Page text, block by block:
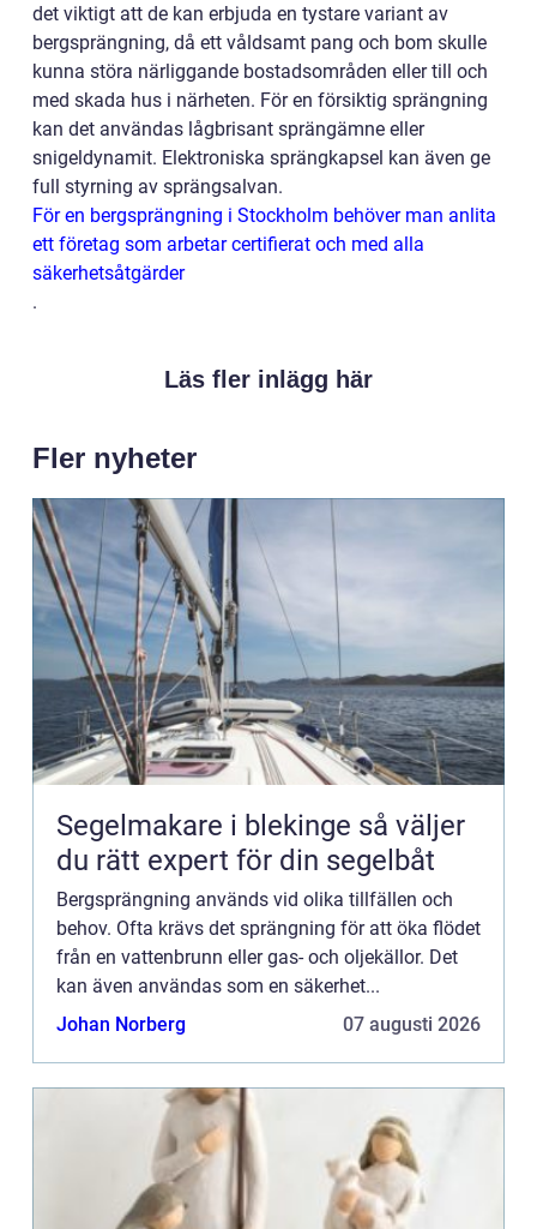
det viktigt att de kan erbjuda en tystare variant av
bergsprängning, då ett våldsamt pang och bom skulle
kunna störa närliggande bostadsområden eller till och
med skada hus i närheten. För en försiktig sprängning
kan det användas lågbrisant sprängämne eller
snigeldynamit. Elektroniska sprängkapsel kan även ge
full styrning av sprängsalvan.
För en bergsprängning i Stockholm behöver man anlita
ett företag som arbetar certifierat och med alla
säkerhetsåtgärder
.
Läs fler inlägg här
Fler nyheter
Segelmakare i blekinge så väljer
du rätt expert för din segelbåt
Bergsprängning används vid olika tillfällen och
behov. Ofta krävs det sprängning för att öka flödet
från en vattenbrunn eller gas- och oljekällor. Det
kan även användas som en säkerhet...
Johan Norberg
07 augusti 2026